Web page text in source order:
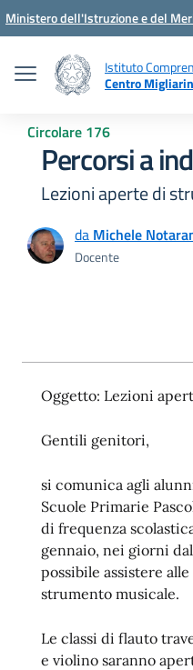
Vai ai contenuti
Vai al menu di navigazione
Vai al footer
Ministero dell'Istruzione e del
Istituto
Centro
Circolare 176
Percorsi a
Lezioni aperte di
da Michele
Docente
Oggetto: Lezioni
Gentili genitori,
si comunica agli
Scuole Primarie
di frequenza
gennaio, nei giorni
possibile assistere
strumento musicale.
Le classi di flauto
e violino saranno